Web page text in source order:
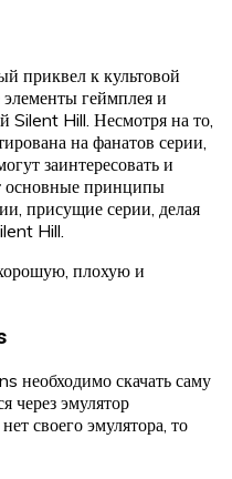
приквел к культовой
геймплея и
Silent Hill. Несмотря на то,
на фанатов серии,
заинтересовать и
основные принципы
присущие серии, делая
Hill.
плохую и
необходимо скачать саму
через эмулятор
своего эмулятора, то